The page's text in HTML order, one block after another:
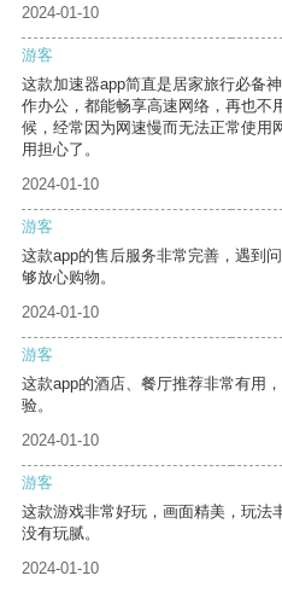
2024-01-10
游客
这款加速器app简直是居家旅行必备
作办公，都能畅享高速网络，再也不
候，经常因为网速慢而无法正常使用
用担心了。
2024-01-10
游客
这款app的售后服务非常完善，遇到
够放心购物。
2024-01-10
游客
这款app的酒店、餐厅推荐非常有用
验。
2024-01-10
游客
这款游戏非常好玩，画面精美，玩法
没有玩腻。
2024-01-10